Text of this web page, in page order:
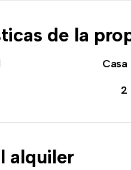
de la
Casa
2
alquiler